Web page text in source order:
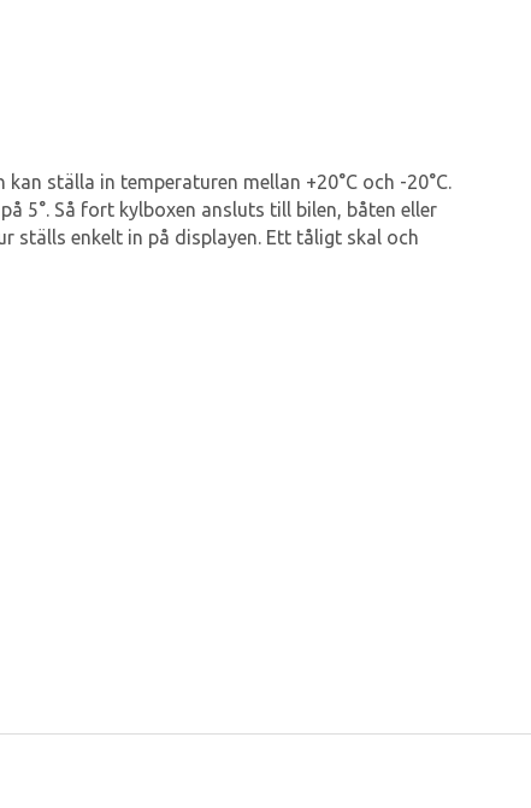
ställa in temperaturen mellan +20°C och -20°C.
5°. Så fort kylboxen ansluts till bilen, båten eller
ställs enkelt in på displayen. Ett tåligt skal och